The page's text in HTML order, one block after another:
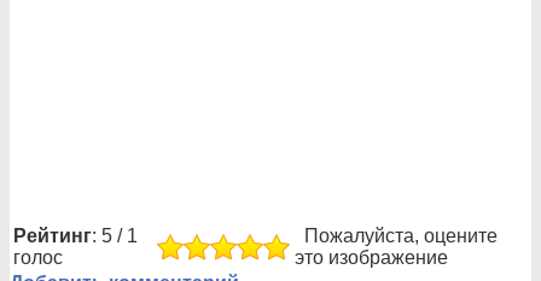
Рейтинг: 5 / 1
голос
Пожалуйста, оцените
это изображение